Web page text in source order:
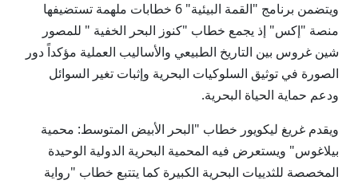
ويتضمن برنامج "القمة البيئية" 6 خطابات ملهمة تستضيفها
منصة "إكس" إذ يجمع خطاب "كنوز البحر الخفية " للمصور
شين غروس بين التاريخ الطبيعي والأساليب العملية مؤكداً دور
الصورة في توثيق السلوكيات البحرية وإثبات تغير السوائل
ودعم حماية الحياة البحرية.
ويقدم غريغ ليكويور خطاب "البحر الأبيض المتوسط: محمية
بيلاغوس" ويستعرض فيه المحمية البحرية الدولية الوحيدة
المخصصة للثدييات البحرية الكبيرة كما يتتبع خطاب "رواية